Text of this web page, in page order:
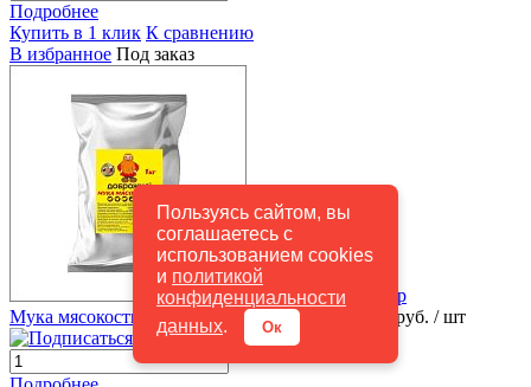
Пользуясь сайтом, вы
соглашаетесь с
использованием cookies
и политикой
конфиденциальности
данных. Ок
Подробнее
Купить в 1 клик К сравнению
В избранное Под заказ
Быстрый просмотр
Мука мясокостная 1кг ДОБРОЖИЛ/6мес/10
80 руб. / шт
Подписаться